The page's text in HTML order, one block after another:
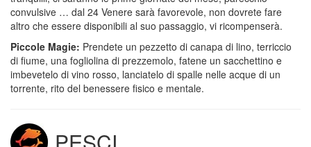
convulsive … dal 24 Venere sarà favorevole, non dovrete fare
altro che essere disponibili al suo passaggio, vi ricompenserà.
Piccole Magie: Prendete un pezzetto di canapa di lino, terriccio
di fiume, una fogliolina di prezzemolo, fatene un sacchettino e
imbevetelo di vino rosso, lanciatelo di spalle nelle acque di un
torrente, rito del benessere fisico e mentale.